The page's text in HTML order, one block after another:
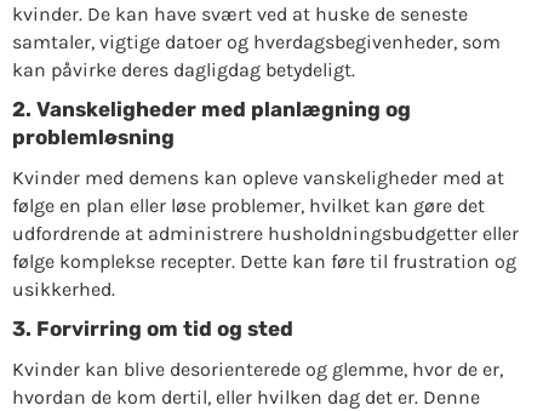
kvinder. De kan have svært ved at huske de seneste
samtaler, vigtige datoer og hverdagsbegivenheder, som
kan påvirke deres dagligdag betydeligt.
2. Vanskeligheder med planlægning og
problemløsning
Kvinder med demens kan opleve vanskeligheder med at
følge en plan eller løse problemer, hvilket kan gøre det
udfordrende at administrere husholdningsbudgetter eller
følge komplekse recepter. Dette kan føre til frustration og
usikkerhed.
3. Forvirring om tid og sted
Kvinder kan blive desorienterede og glemme, hvor de er,
hvordan de kom dertil, eller hvilken dag det er. Denne